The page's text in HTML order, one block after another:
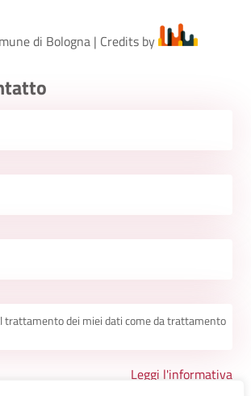
di Bologna | Credits by
trattamento dei miei dati come da trattamento
Leggi l'informativa